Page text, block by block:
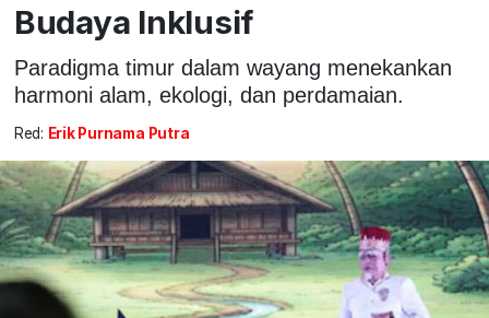
Budaya Inklusif
Paradigma timur dalam wayang menekankan
harmoni alam, ekologi, dan perdamaian.
Red: Erik Purnama Putra